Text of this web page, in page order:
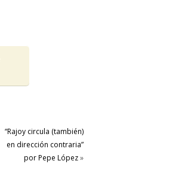
“Rajoy circula (también)
en dirección contraria”
por Pepe López»